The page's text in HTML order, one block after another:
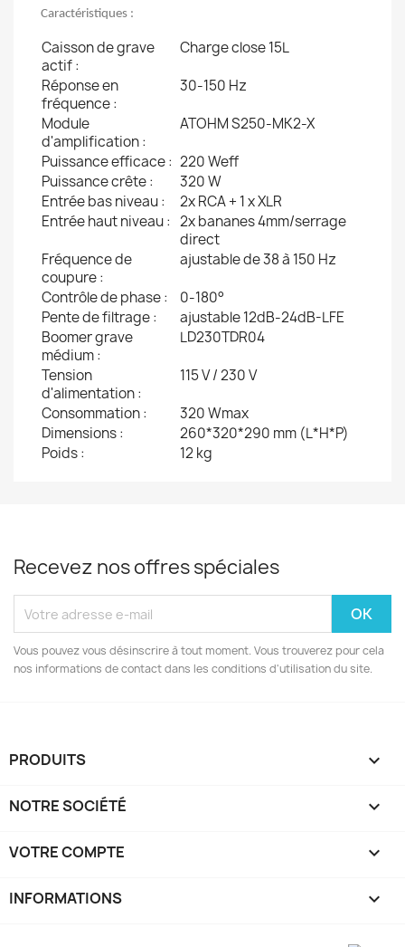
Caractéristiques :
Caisson de grave
actif :
Charge close 15L
Réponse en
fréquence :
30-150 Hz
Module
d'amplification :
ATOHM S250-MK2-X
Puissance efficace : 220 Weff
Puissance crête :
320 W
Entrée bas niveau :
2x RCA + 1 x XLR
Entrée haut niveau : 2x bananes 4mm/serrage
direct
Fréquence de
coupure :
ajustable de 38 à 150 Hz
Contrôle de phase :
0-180°
Pente de filtrage :
ajustable 12dB-24dB-LFE
Boomer grave
médium :
LD230TDR04
Tension
d'alimentation :
115 V / 230 V
Consommation :
320 Wmax
Dimensions :
260*320*290 mm (L*H*P)
Poids :
12 kg
Recevez nos offres spéciales
Vous pouvez vous désinscrire à tout moment. Vous trouverez pour cela
nos informations de contact dans les conditions d'utilisation du site.
PRODUITS 
NOTRE SOCIÉTÉ 
VOTRE COMPTE 
INFORMATIONS keyboard_arrow_down